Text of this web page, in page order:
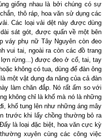
giống nhau là bởi chúng có sự
thô ráp, hoa văn sử dụng các
Các loại vải dệt này được dùng
sát gót, được quấn về một bên
váy phụ nữ Tây Nguyên còn đeo
vui tai, ngoài ra còn các đồ trang
lợn rừng...) được đeo ở cổ, tai, tay
không có tua, dùng để đàn ông
một vật dụng đa năng của cả đàn
làm chăn đắp. Nó rất ấm so với
không chỉ là khố mà nó là những
khố tung lên như những áng mây
trước khi lấy chồng thường bỏ ra
là loại đặc biệt, hoa văn cực kỳ
xuyên cùng các công việc